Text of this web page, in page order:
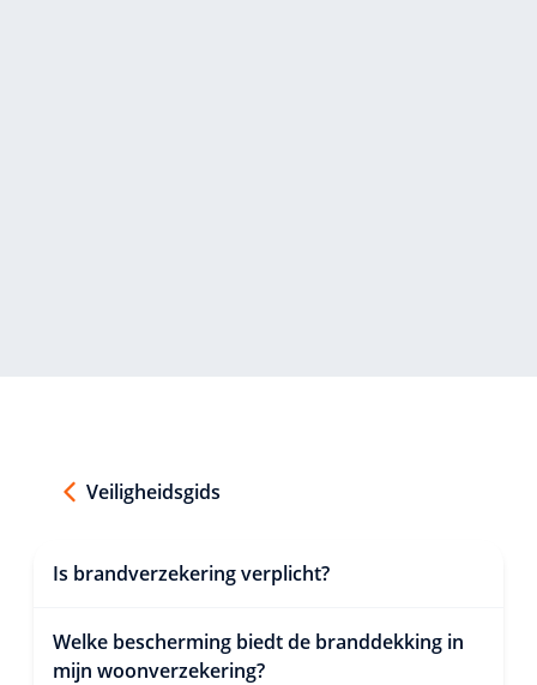
Veiligheidsgids
Is brandverzekering verplicht?
Welke bescherming biedt de branddekking in
mijn woonverzekering?